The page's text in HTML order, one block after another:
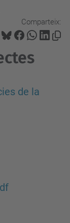
Comparteix:
de la